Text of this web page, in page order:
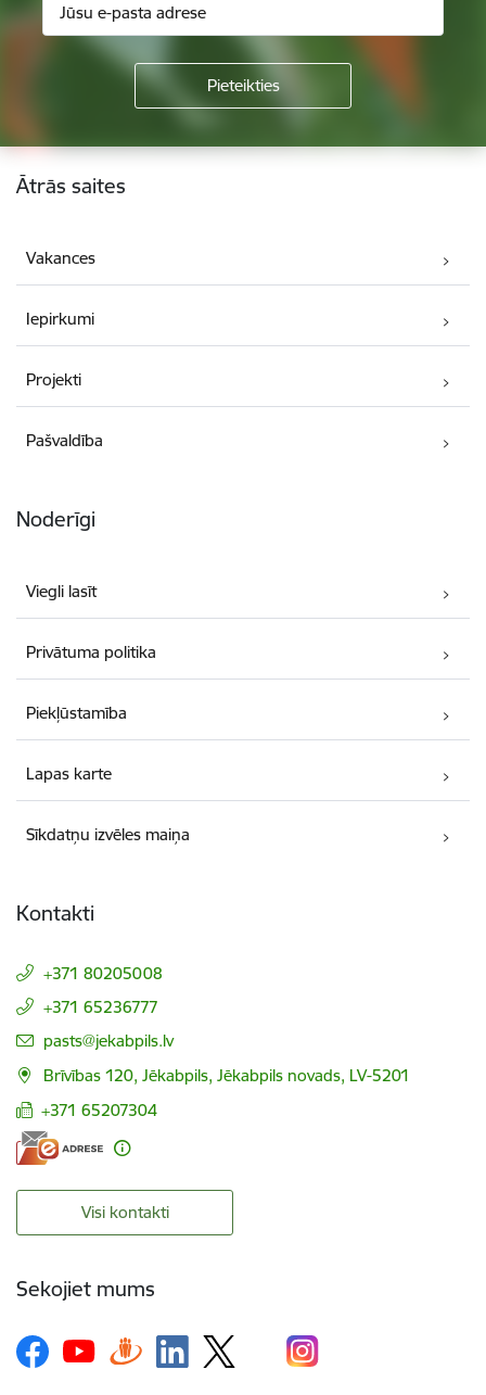
Kājene
Ātrās saites
Vakances
Iepirkumi
Projekti
Pašvaldība
Noderīgi
Viegli lasīt
Privātuma politika
Piekļūstamība
Lapas karte
Sīkdatņu izvēles maiņa
Kontakti
+371 80205008
+371 65236777
E-pasts:
pasts@jekabpils.lv
Brīvības 120, Jēkabpils, Jēkabpils novads, LV-5201
+371 65207304
Visi kontakti
Sekojiet mums